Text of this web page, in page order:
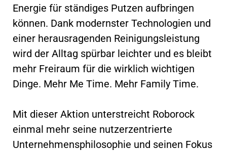
Energie für ständiges Putzen aufbringen
können. Dank modernster Technologien und
einer herausragenden Reinigungsleistung
wird der Alltag spürbar leichter und es bleibt
mehr Freiraum für die wirklich wichtigen
Dinge. Mehr Me Time. Mehr Family Time.
Mit dieser Aktion unterstreicht Roborock
einmal mehr seine nutzerzentrierte
Unternehmensphilosophie und seinen Fokus